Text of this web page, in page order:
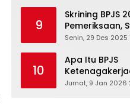
9
Skrining BPJS
Pemeriksaan,
Daftar & Cek
Senin, 29 Des 2025
10
Apa Itu BPJS
Lengkap untuk
Jumat, 9 Jan 2026